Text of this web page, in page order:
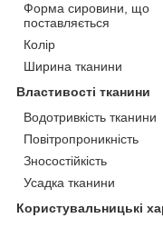
Форма сировини, що
поставляється
Колір
Ширина тканини
Властивості тканини
Водотривкість тканини
Повітропроникність
Зносостійкість
Усадка тканини
Користувальницькі